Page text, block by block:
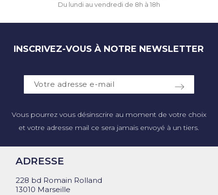
Du lundi au vendredi de 8h à 18h
INSCRIVEZ-VOUS À NOTRE NEWSLETTER
Vous pourrez vous désinscrire au moment de votre choix
et votre adresse mail ce sera jamais envoyé à un tiers.
ADRESSE
228 bd Romain Rolland
13010 Marseille